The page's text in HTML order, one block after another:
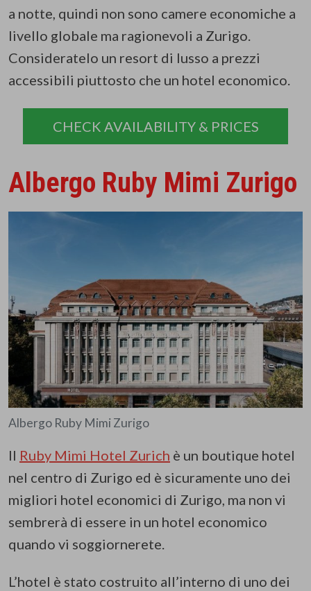
a notte, quindi non sono camere economiche a
livello globale ma ragionevoli a Zurigo.
Consideratelo un resort di lusso a prezzi
accessibili piuttosto che un hotel economico.
CHECK AVAILABILITY & PRICES
Albergo Ruby Mimi Zurigo
Albergo Ruby Mimi Zurigo
Il Ruby Mimi Hotel Zurich è un boutique hotel
nel centro di Zurigo ed è sicuramente uno dei
migliori hotel economici di Zurigo, ma non vi
sembrerà di essere in un hotel economico
quando vi soggiornerete.
L’hotel è stato costruito all’interno di uno dei